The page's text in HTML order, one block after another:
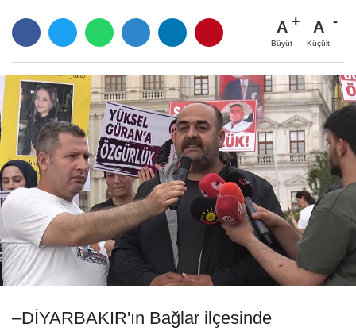
A
Büyüt
A
Küçült
–DİYARBAKIR'ın Bağlar ilçesinde